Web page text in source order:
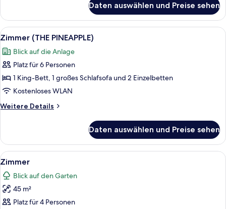
anzeigen
(SWANK
WRAPAROUND
SWIM
SUITE)
Daten auswählen und Preise sehen
Alle
Fotos
für
Zimmer
(THE
PINEAPPLE)
anzeigen
Ein Gebäude mit einer
6
Zimmer (THE PINEAPPLE)
Blick auf die Anlage
Platz für 6 Personen
1 King-Bett, 1 großes Schlafsofa und 2 Einzelbetten
Kostenloses WLAN
Weitere Details
Weitere
(THE
PINEAPPLE)
Daten auswählen und Preise sehen
Alle
Fotos
für
Zimmer
anzeigen
Hochwertige Bettwaren, kostenlose
4
Zimmer
Blick auf den Garten
45 m²
Platz für 4 Personen